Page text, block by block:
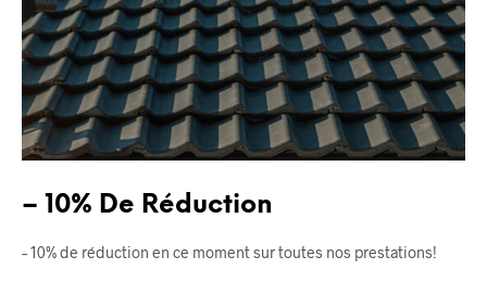
– 10% De Réduction
– 10% de réduction en ce moment sur toutes nos prestations!